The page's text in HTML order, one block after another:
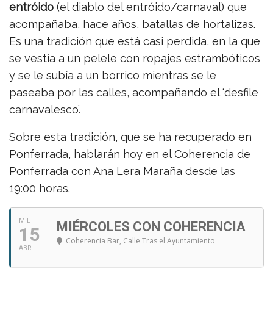
entróido ​ (el diablo del entróido/carnaval) que
acompañaba, hace años, batallas de hortalizas.​
Es una tradición que está casi perdida, en la que
se vestía a un pelele con ropajes estrambóticos
y se le subía a un borrico mientras se le
paseaba por las calles, acompañando el ‘desfile
carnavalesco’.
Sobre esta tradición, que se ha recuperado en
Ponferrada, hablarán hoy en el Coherencia de
Ponferrada con Ana Lera Maraña desde las
19:00 horas.
MIE
15
ABR
MIÉRCOLES CON COHERENCIA
Coherencia Bar, Calle Tras el Ayuntamiento